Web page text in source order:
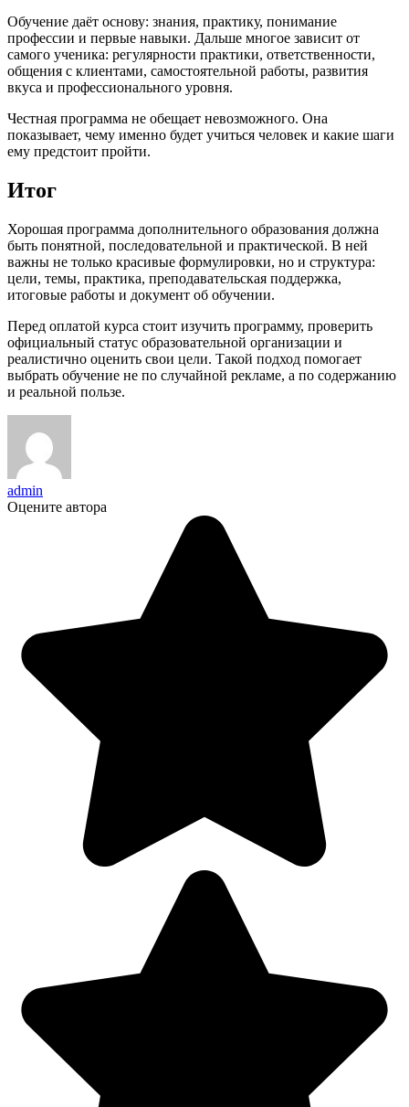
Обучение даёт основу: знания, практику, понимание
профессии и первые навыки. Дальше многое зависит от
самого ученика: регулярности практики, ответственности,
общения с клиентами, самостоятельной работы, развития
вкуса и профессионального уровня.
Честная программа не обещает невозможного. Она
показывает, чему именно будет учиться человек и какие шаги
ему предстоит пройти.
Итог
Хорошая программа дополнительного образования должна
быть понятной, последовательной и практической. В ней
важны не только красивые формулировки, но и структура:
цели, темы, практика, преподавательская поддержка,
итоговые работы и документ об обучении.
Перед оплатой курса стоит изучить программу, проверить
официальный статус образовательной организации и
реалистично оценить свои цели. Такой подход помогает
выбрать обучение не по случайной рекламе, а по содержанию
и реальной пользе.
admin
Оцените автора